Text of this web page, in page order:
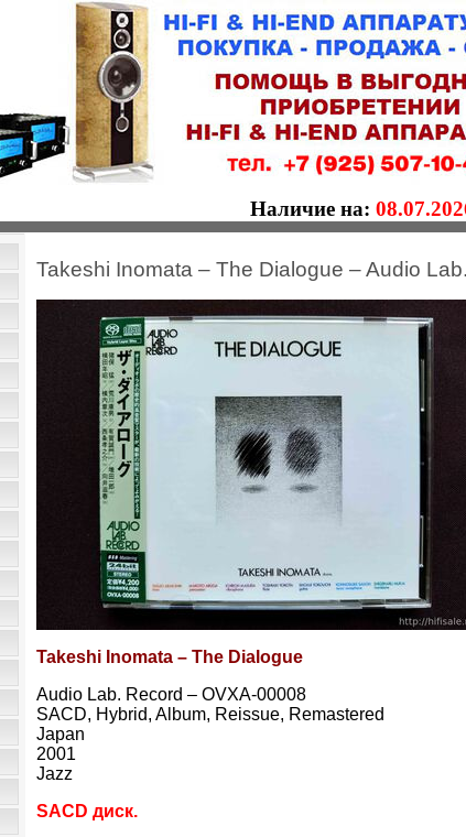
Наличие на:
Takeshi Inomata – The Dialogue – Audio
Takeshi Inomata – The Dialogue
Audio Lab. Record – OVXA-00008
SACD, Hybrid, Album, Reissue, Remastered
Japan
2001
Jazz
SACD диск.